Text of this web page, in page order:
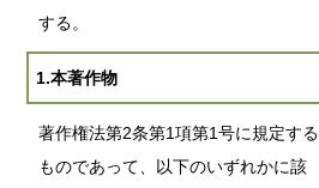
する。
1.本著作物
著作権法第2条第1項第1号に規定する
ものであって、以下のいずれかに該